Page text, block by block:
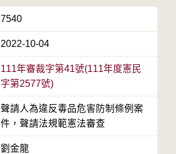
7540
2022-10-04
111年審裁字第41號(111年度憲民
字第2577號)
聲請人為違反毒品危害防制條例案
件，聲請法規範憲法審查
劉金龍